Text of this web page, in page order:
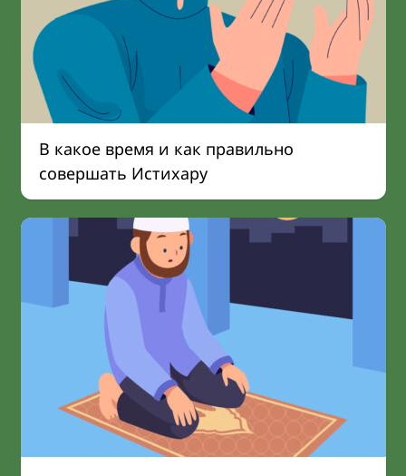
В какое время и как правильно
совершать Истихару